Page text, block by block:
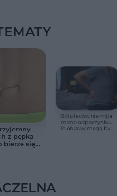
z pępka
bierze się
Ból pleców nie mija
mimo odpoczynku.
Te objawy mogą być